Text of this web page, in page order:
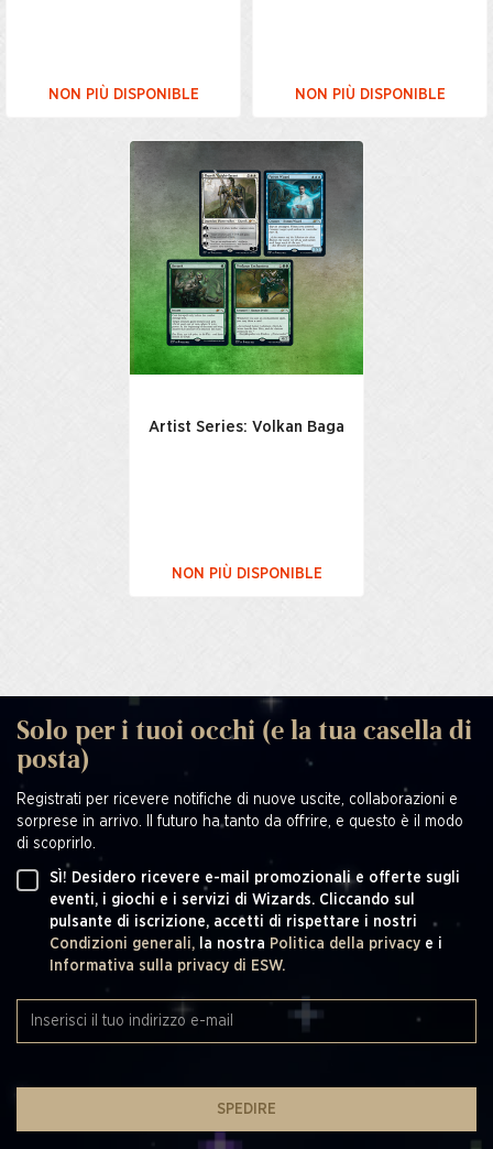
NON PIÙ DISPONIBLE NON PIÙ DISPONIBLE
Artist Series: Volkan Baga
NON PIÙ DISPONIBLE
Solo per i tuoi occhi (e la tua casella di
posta)
Registrati per ricevere notifiche di nuove uscite, collaborazioni e
sorprese in arrivo. Il futuro ha tanto da offrire, e questo è il modo
di scoprirlo.
SÌ! Desidero ricevere e-mail promozionali e offerte sugli
eventi, i giochi e i servizi di Wizards. Cliccando sul
pulsante di iscrizione, accetti di rispettare i nostri
Condizioni generali,
la nostra Politica della privacy e i
Informativa sulla privacy di ESW.
SPEDIRE